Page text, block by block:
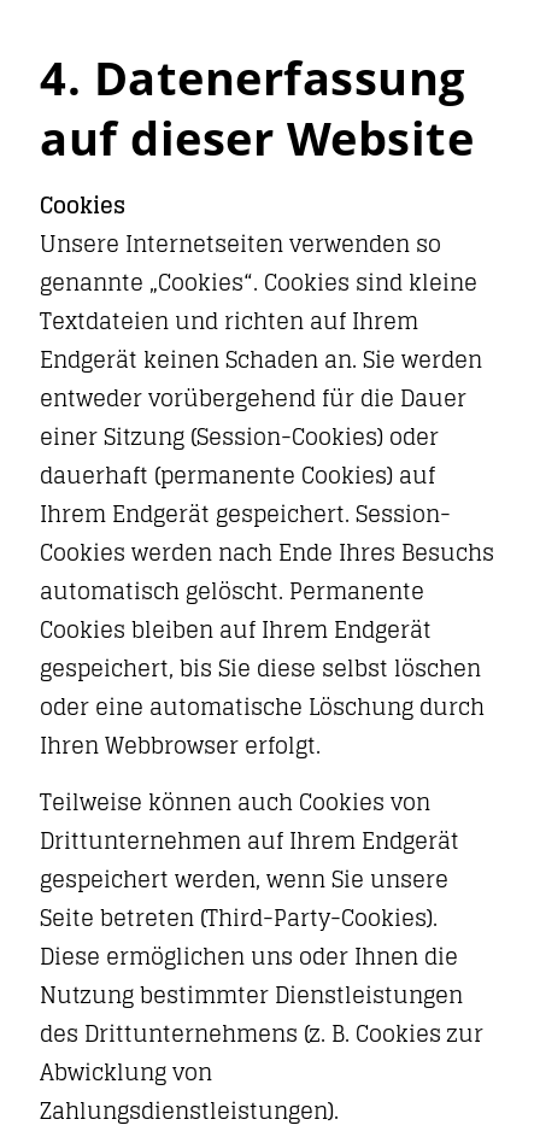
4. Datenerfassung
auf dieser Website
Cookies
Unsere Internetseiten verwenden so
genannte „Cookies“. Cookies sind kleine
Textdateien und richten auf Ihrem
Endgerät keinen Schaden an. Sie werden
entweder vorübergehend für die Dauer
einer Sitzung (Session-Cookies) oder
dauerhaft (permanente Cookies) auf
Ihrem Endgerät gespeichert. Session-
Cookies werden nach Ende Ihres Besuchs
automatisch gelöscht. Permanente
Cookies bleiben auf Ihrem Endgerät
gespeichert, bis Sie diese selbst löschen
oder eine automatische Löschung durch
Ihren Webbrowser erfolgt.
Teilweise können auch Cookies von
Drittunternehmen auf Ihrem Endgerät
gespeichert werden, wenn Sie unsere
Seite betreten (Third-Party-Cookies).
Diese ermöglichen uns oder Ihnen die
Nutzung bestimmter Dienstleistungen
des Drittunternehmens (z. B. Cookies zur
Abwicklung von
Zahlungsdienstleistungen).